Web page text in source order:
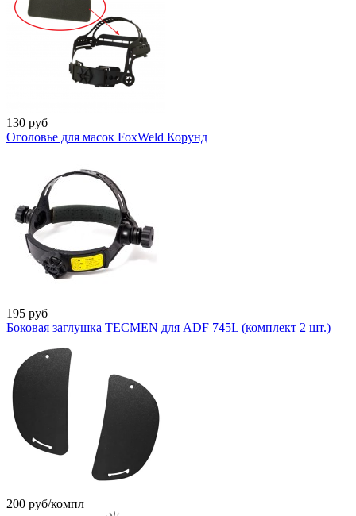
130 руб
Оголовье для масок FoxWeld Корунд
195 руб
Боковая заглушка TECMEN для ADF 745L (комплект 2 шт.)
200 руб/компл